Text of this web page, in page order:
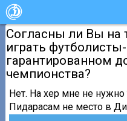
Согласны ли Вы на
играть
гарантированном
чемпионства?
Нет. На хер мне не нужно
Пидарасам не место в